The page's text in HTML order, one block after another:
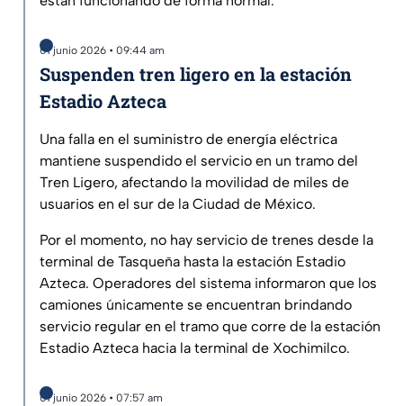
01 junio 2026 • 09:44 am
Suspenden tren ligero en la estación
Estadio Azteca
Una falla en el suministro de energía eléctrica
mantiene suspendido el servicio en un tramo del
Tren Ligero, afectando la movilidad de miles de
usuarios en el sur de la Ciudad de México.
Por el momento, no hay servicio de trenes desde la
terminal de Tasqueña hasta la estación Estadio
Azteca. Operadores del sistema informaron que los
camiones únicamente se encuentran brindando
servicio regular en el tramo que corre de la estación
Estadio Azteca hacia la terminal de Xochimilco.
01 junio 2026 • 07:57 am